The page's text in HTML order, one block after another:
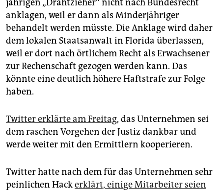
jährigen „Drahtzieher“ nicht nach Bundesrecht
anklagen, weil er dann als Minderjähriger
behandelt werden müsste. Die Anklage wird daher
dem lokalen Staatsanwalt in Florida überlassen,
weil er dort nach örtlichem Recht als Erwachsener
zur Rechenschaft gezogen werden kann. Das
könnte eine deutlich höhere Haftstrafe zur Folge
haben.
Twitter erklärte am Freitag, das Unternehmen sei
dem raschen Vorgehen der Justiz dankbar und
werde weiter mit den Ermittlern kooperieren.
Twitter hatte nach dem für das Unternehmen sehr
peinlichen Hackerklärt, einige Mitarbeiter seien